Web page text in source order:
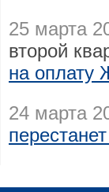
25 марта
второй
на оплату
24 марта